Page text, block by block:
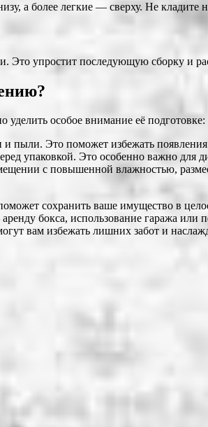
а более легкие — сверху. Не кладите
Это упростит последующую сборку и
уделить особое внимание её подготовке:
и пыли. Это поможет избежать
упаковкой. Это особенно важно для
с повышенной влажностью,
сохранить ваше имущество в
бокса, использование гаража
вам избежать лишних забот и